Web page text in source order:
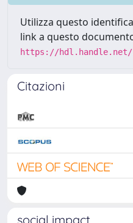
Utilizza questo
link a questo
https://hdl.handle.net/
Citazioni
social impact